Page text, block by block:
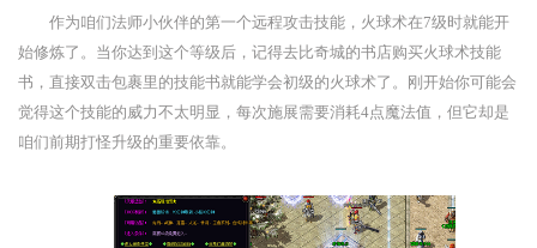
作为咱们法师小伙伴的第一个远程攻击技能，火球术在7级时就能开
始修炼了。当你达到这个等级后，记得去比奇城的书店购买火球术技能
书，直接双击包裹里的技能书就能学会初级的火球术了。刚开始你可能会
觉得这个技能的威力不太明显，每次施展需要消耗4点魔法值，但它却是
咱们前期打怪升级的重要依靠。